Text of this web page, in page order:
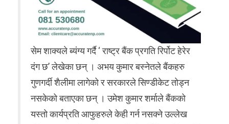
सेम शाक्यले ब्यंग्य गर्दै ‘ राष्ट्र बैंक प्रगति रिर्पोट हेरेर
दंग छ’ लेखेका छन् । अभय कुमार बस्नेतले बैंकहरु
गुणगर्दी शैलीमा लागेको र सरकारले सिण्डीकेट तोड्न
नसकेको बताएका छन् । उमेश कुमार शर्माले बैंकको
यस्तो कार्यप्रति आफुहरुले केही गर्न नसक्ने उल्लेख